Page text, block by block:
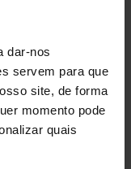
dar-nos
servem para que
site, de forma
momento pode
quais